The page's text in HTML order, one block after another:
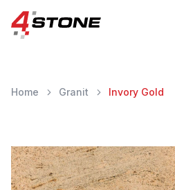
Home Granit Invory Gold